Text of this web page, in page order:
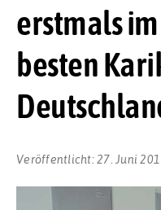
erstmals
besten
Veröffentlicht: 27. Juni